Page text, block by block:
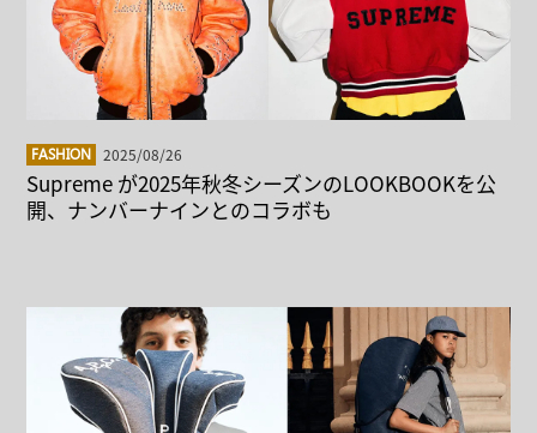
FASHION 2025/08/26
Supreme が2025年秋冬シーズンのLOOKBOOKを公
開、ナンバーナインとのコラボも